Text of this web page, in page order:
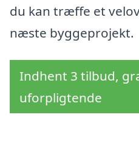
du kan træffe et
næste byggeprojekt.
Indhent 3 tilbud,
uforpligtende